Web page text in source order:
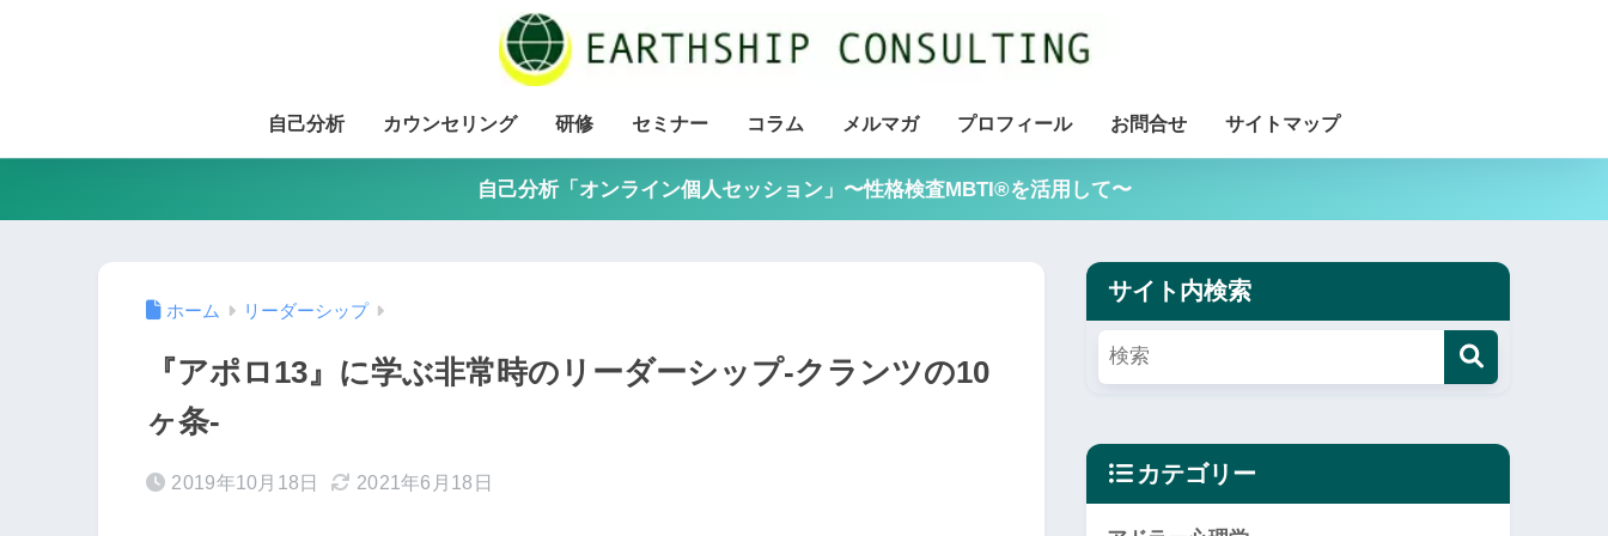
自己分析 カウンセリング 研修 セミナー コラム メルマガ プロフィール お問合せ サイトマップ
自己分析「オンライン個人セッション」〜性格検査MBTI®を活用して〜
ホーム リーダーシップ
『アポロ13』に学ぶ非常時のリーダーシップ-クランツの10
ヶ条-
2019年10月18日 2021年6月18日
サイト内検索
カテゴリー